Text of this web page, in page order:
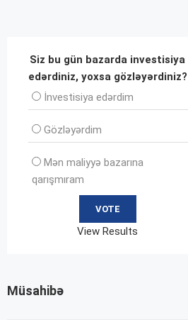
Siz bu gün bazarda investisiya
edərdiniz, yoxsa gözləyərdiniz?
İnvеstisiya edərdim
Gözləyərdim
Mən maliyyə bazarına
qarışmıram
View Results
Müsahibə